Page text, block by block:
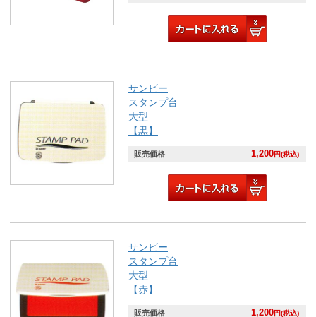
サンビー
スタンプ台
大型
【黒】
販売価格 1,200円(税込)
サンビー
スタンプ台
大型
【赤】
販売価格 1,200円(税込)